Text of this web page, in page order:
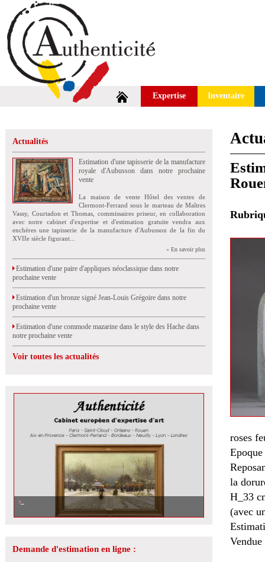
Expertise Inventaire
Actualités
Estimation d'une tapisserie de la manufacture
royale d'Aubusson dans notre prochaine
vente
La maison de vente Hôtel des ventes de
Clermont-Ferrand sous le marteau de Maîtres
Vassy, Courtadon et Thomas, commissaires priseur, en collaboration
avec notre cabinet d'expertise et d'estimation gratuite vendra aux
enchères une tapisserie de la manufacture d'Aubusson de la fin du
XVIIe siècle figurant...
» En savoir plus
Estimation d'une paire d'appliques néoclassique dans notre
prochaine vente
Estimation d'un bronze signé Jean-Louis Grégoire dans notre
prochaine vente
Estimation d'une commode mazarine dans le style des Hache dans
notre prochaine vente
Voir toutes les actualités
Demande d'estimation en ligne :
roses
la
H_33
(avec